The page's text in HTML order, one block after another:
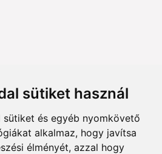
sütiket használ
sütiket és egyéb nyomkövető
alkalmaz, hogy javítsa
élményét, azzal hogy